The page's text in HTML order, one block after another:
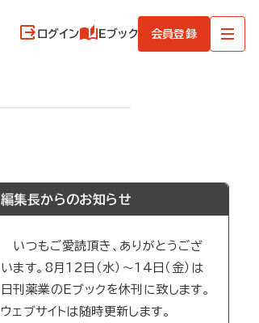
ログイン Eブック 会員登録
編集長からのお知らせ
いつもご愛読頂き、ありがとうござ
います。8月12日（水）～14日（金）は
日刊薬業のEブックを休刊に致します。
ウェブサイトは随時更新します。